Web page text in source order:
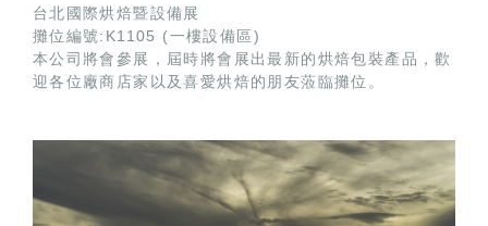
台北國際烘焙暨設備展
攤位編號:K1105 (一樓設備區)
本公司將會參展，屆時將會展出最新的烘焙包裝產品，歡
迎各位廠商店家以及喜愛烘焙的朋友蒞臨攤位。